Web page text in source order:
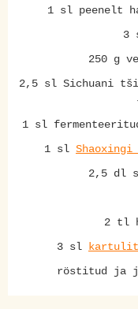
1 sl peenelt
3
250 g
2,5 sl Sichuani
1 sl
1 sl
2,5 dl
2 tl
3 sl
röstitud ja